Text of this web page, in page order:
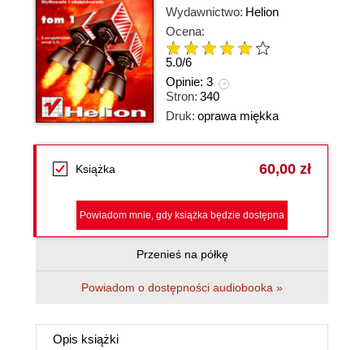
Wydawnictwo: Helion
Ocena:
5.0/6
Opinie: 3
Stron: 340
Druk: oprawa miękka
Książka 60,00 zł
Powiadom mnie, gdy książka będzie dostępna
Przenieś na półkę
Powiadom o dostępności audiobooka »
Opis książki